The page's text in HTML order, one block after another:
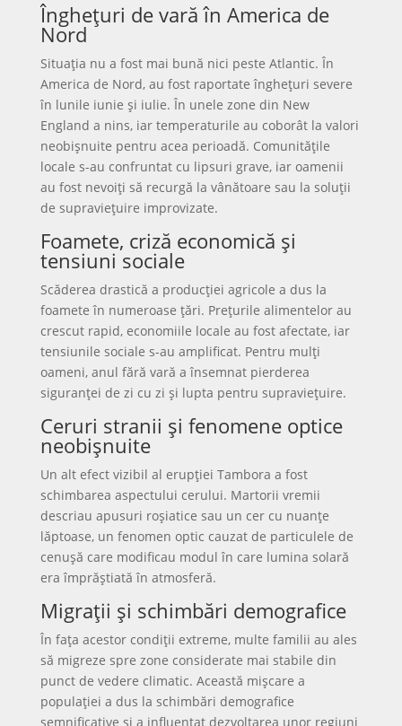
Înghețuri de vară în America de
Nord
Situația nu a fost mai bună nici peste Atlantic. În
America de Nord, au fost raportate înghețuri severe
în lunile iunie și iulie. În unele zone din New
England a nins, iar temperaturile au coborât la valori
neobișnuite pentru acea perioadă. Comunitățile
locale s-au confruntat cu lipsuri grave, iar oamenii
au fost nevoiți să recurgă la vânătoare sau la soluții
de supraviețuire improvizate.
Foamete, criză economică și
tensiuni sociale
Scăderea drastică a producției agricole a dus la
foamete în numeroase țări. Prețurile alimentelor au
crescut rapid, economiile locale au fost afectate, iar
tensiunile sociale s-au amplificat. Pentru mulți
oameni, anul fără vară a însemnat pierderea
siguranței de zi cu zi și lupta pentru supraviețuire.
Ceruri stranii și fenomene optice
neobișnuite
Un alt efect vizibil al erupției Tambora a fost
schimbarea aspectului cerului. Martorii vremii
descriau apusuri roșiatice sau un cer cu nuanțe
lăptoase, un fenomen optic cauzat de particulele de
cenușă care modificau modul în care lumina solară
era împrăștiată în atmosferă.
Migrații și schimbări demografice
În fața acestor condiții extreme, multe familii au ales
să migreze spre zone considerate mai stabile din
punct de vedere climatic. Această mișcare a
populației a dus la schimbări demografice
semnificative și a influențat dezvoltarea unor regiuni